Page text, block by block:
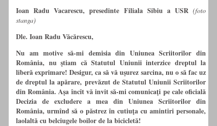
Ioan Radu Vacarescu, presedinte Filiala Sibiu a USR(foto
stanga)
Dle. Ioan Radu Văcărescu,
Nu am motive să-mi demisia din Uniunea Scriitorilor din
România, nu ştiam că Statutul Uniunii interzice dreptul la
liberă exprimare! Desigur, ca să vă uşurez sarcina, nu o să fac uz
de dreptul la apărare, prevăzut de Statutul Uniunii Scriitorilor
din România. Aşa încît vă invit să-mi comunicaţi pe cale oficială
Decizia de excludere a mea din Uniunea Scriitorilor din
România, urmînd să o păstrez în cutiuţa cu amintiri personale,
laolaltă cu belciugele boilor de la bicicletă!